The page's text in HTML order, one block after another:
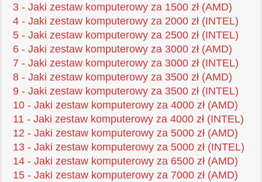
3 - Jaki zestaw komputerowy za 1500 zł (AMD)
4 - Jaki zestaw komputerowy za 2000 zł (INTEL)
5 - Jaki zestaw komputerowy za 2500 zł (INTEL)
6 - Jaki zestaw komputerowy za 3000 zł (AMD)
7 - Jaki zestaw komputerowy za 3000 zł (INTEL)
8 - Jaki zestaw komputerowy za 3500 zł (AMD)
9 - Jaki zestaw komputerowy za 3500 zł (INTEL)
10 - Jaki zestaw komputerowy za 4000 zł (AMD)
11 - Jaki zestaw komputerowy za 4000 zł (INTEL)
12 - Jaki zestaw komputerowy za 5000 zł (AMD)
13 - Jaki zestaw komputerowy za 5000 zł (INTEL)
14 - Jaki zestaw komputerowy za 6500 zł (AMD)
15 - Jaki zestaw komputerowy za 7000 zł (AMD)